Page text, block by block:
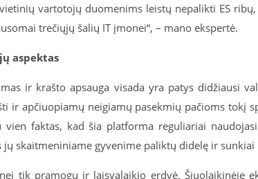
vartotojų duomenims leistų nepalikti ES
trečiųjų šalių IT įmonei“, – mano ekspertė.
aspektas
ir krašto apsauga visada yra patys didžiausi
ir apčiuopiamų neigiamų pasekmių pačioms tokį
vien faktas, kad šia platforma reguliariai
jų skaitmeniniame gyvenime paliktų didelę ir sunkiai
tik pramogų ir laisvalaikio erdvė. Šiuolaikinėje